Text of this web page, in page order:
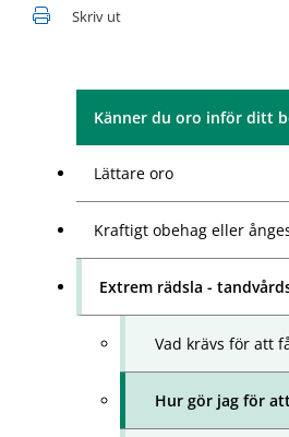
Känner du oro inför ditt
Lättare oro
Kraftigt obehag eller
Extrem rädsla -
Vad krävs för att
Hur gör jag för
Skriv ut